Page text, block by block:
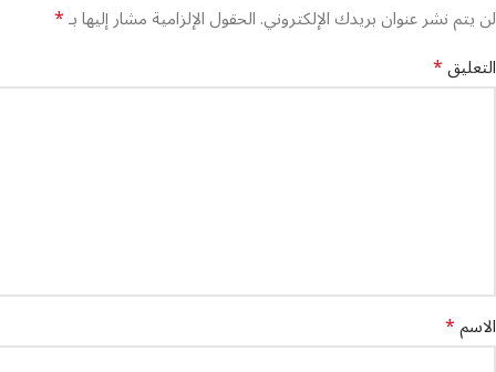
لن يتم نشر عنوان بريدك الإلكتروني.الحقول الإلزامية مشار إليها بـ*
التعليق*
الاسم*